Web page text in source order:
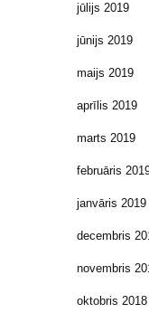
jūlijs 2019
jūnijs 2019
maijs 2019
aprīlis 2019
marts 2019
februāris
janvāris 2019
decembris
novembris
oktobris 2018